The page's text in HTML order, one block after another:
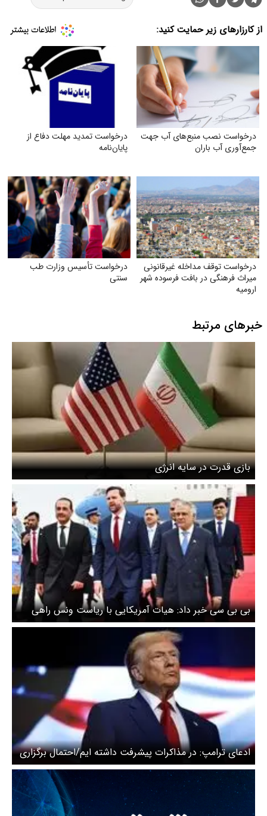
از کارزارهای زیر حمایت کنید:
درخواست نصب منبع‌های آب جهت
جمع‌آوری آب باران
درخواست تمدید مهلت دفاع از
پایان‌نامه
درخواست توقف مداخله غیرقانونی
میراث فرهنگی در بافت فرسوده شهر
ارومیه
درخواست تأسیس وزارت طب
سنتی
خبرهای مرتبط
بازی قدرت در سایه انرژی ‌
بی بی سی خبر داد: هیات آمریکایی با ریاست ونس راهی
مذاکرات شد
ادعای ترامپ: در مذاکرات پیشرفت داشته ایم/احتمال برگزاری
دور بعدی مذاکرات در هفته آینده